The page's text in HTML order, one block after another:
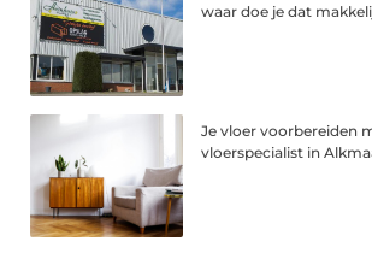
waar doe je dat
Je vloer voorbereiden
vloerspecialist in